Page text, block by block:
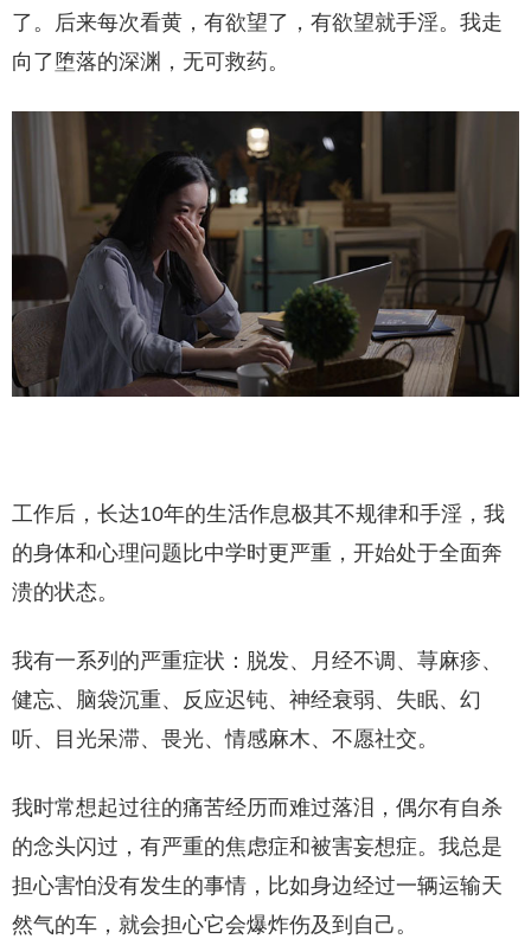
了。后来每次看黄，有欲望了，有欲望就手淫。我走
向了堕落的深渊，无可救药。
工作后，长达10年的生活作息极其不规律和手淫，我
的身体和心理问题比中学时更严重，开始处于全面奔
溃的状态。
我有一系列的严重症状：脱发、月经不调、荨麻疹、
健忘、脑袋沉重、反应迟钝、神经衰弱、失眠、幻
听、目光呆滞、畏光、情感麻木、不愿社交。
我时常想起过往的痛苦经历而难过落泪，偶尔有自杀
的念头闪过，有严重的焦虑症和被害妄想症。我总是
担心害怕没有发生的事情，比如身边经过一辆运输天
然气的车，就会担心它会爆炸伤及到自己。